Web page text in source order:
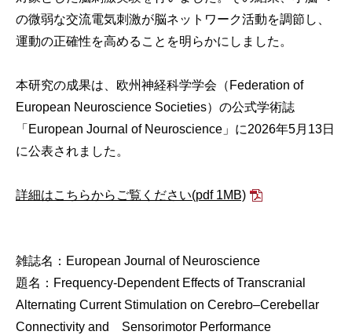
の微弱な交流電気刺激が脳ネットワーク活動を調節し、
運動の正確性を高めることを明らかにしました。
本研究の成果は、欧州神経科学学会（Federation of
European Neuroscience Societies）の公式学術誌
「European Journal of Neuroscience」に2026年5月13日
に公表されました。
詳細はこちらからご覧ください(pdf 1MB)
雑誌名：European Journal of Neuroscience
題名：Frequency-Dependent Effects of Transcranial
Alternating Current Stimulation on Cerebro–Cerebellar
Connectivity and Sensorimotor Performance